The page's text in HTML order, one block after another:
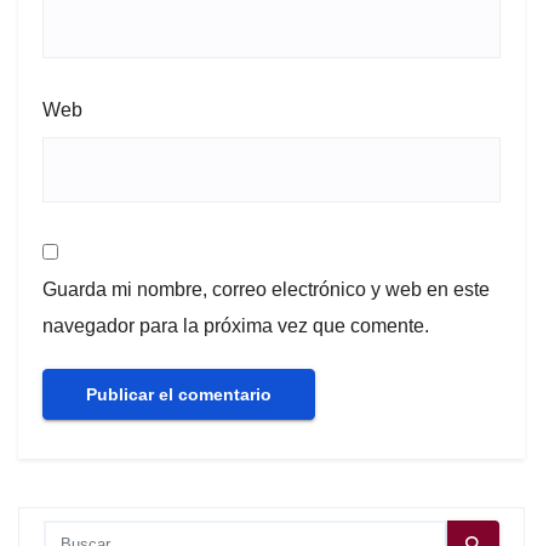
Web
Guarda mi nombre, correo electrónico y web en este
navegador para la próxima vez que comente.